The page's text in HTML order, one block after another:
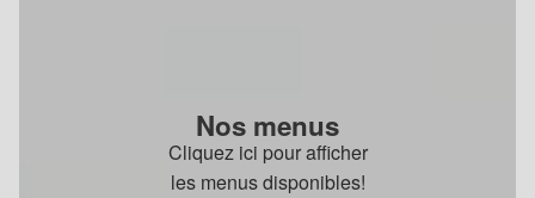
Nos menus
Cliquez ici pour afficher
les menus disponibles!